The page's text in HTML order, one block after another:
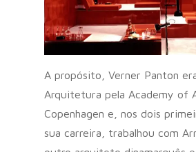
A propósito, Verner Panton
Arquitetura pela Academy of
Copenhagen e, nos dois
sua carreira, trabalhou com